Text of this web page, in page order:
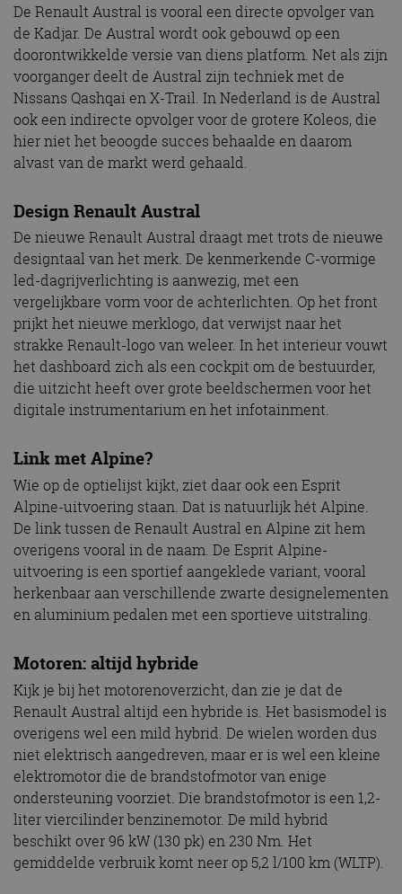
De Renault Austral is vooral een directe opvolger van
de Kadjar. De Austral wordt ook gebouwd op een
doorontwikkelde versie van diens platform. Net als zijn
voorganger deelt de Austral zijn techniek met de
Nissans Qashqai en X-Trail. In Nederland is de Austral
ook een indirecte opvolger voor de grotere Koleos, die
hier niet het beoogde succes behaalde en daarom
alvast van de markt werd gehaald.
Design Renault Austral
De nieuwe Renault Austral draagt met trots de nieuwe
designtaal van het merk. De kenmerkende C-vormige
led-dagrijverlichting is aanwezig, met een
vergelijkbare vorm voor de achterlichten. Op het front
prijkt het nieuwe merklogo, dat verwijst naar het
strakke Renault-logo van weleer. In het interieur vouwt
het dashboard zich als een cockpit om de bestuurder,
die uitzicht heeft over grote beeldschermen voor het
digitale instrumentarium en het infotainment.
Link met Alpine?
Wie op de optielijst kijkt, ziet daar ook een Esprit
Alpine-uitvoering staan. Dat is natuurlijk hét Alpine.
De link tussen de Renault Austral en Alpine zit hem
overigens vooral in de naam. De Esprit Alpine-
uitvoering is een sportief aangeklede variant, vooral
herkenbaar aan verschillende zwarte designelementen
en aluminium pedalen met een sportieve uitstraling.
Motoren: altijd hybride
Kijk je bij het motorenoverzicht, dan zie je dat de
Renault Austral altijd een hybride is. Het basismodel is
overigens wel een mild hybrid. De wielen worden dus
niet elektrisch aangedreven, maar er is wel een kleine
elektromotor die de brandstofmotor van enige
ondersteuning voorziet. Die brandstofmotor is een 1,2-
liter viercilinder benzinemotor. De mild hybrid
beschikt over 96 kW (130 pk) en 230 Nm. Het
gemiddelde verbruik komt neer op 5,2 l/100 km (WLTP).